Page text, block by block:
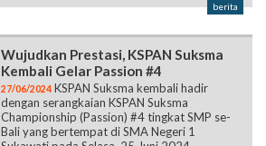
berita
Wujudkan Prestasi, KSPAN Suksma
Kembali Gelar Passion #4
27/06/2024 KSPAN Suksma kembali hadir
dengan serangkaian KSPAN Suksma
Championship (Passion) #4 tingkat SMP se-
Bali yang bertempat di SMA Negeri 1